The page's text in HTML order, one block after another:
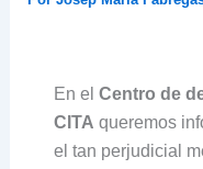
En el Centro de
CITA queremos
el tan perjudicial